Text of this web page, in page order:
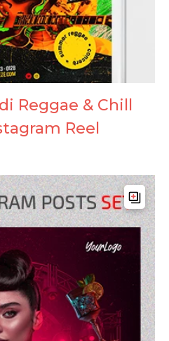
Reggae & Chill
Reel